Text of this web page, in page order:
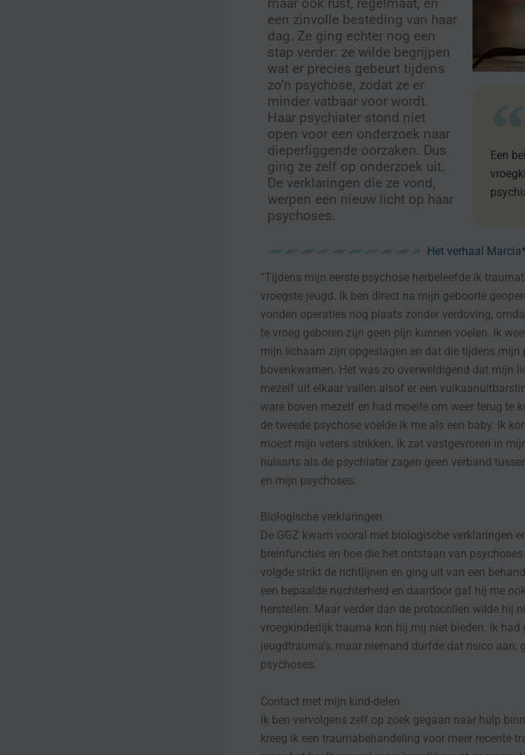
maar ook rust, regelmaat, en
een zinvolle besteding van haar
dag. Ze ging echter nog een
stap verder: ze wilde begrijpen
wat er precies gebeurt tijdens
zo’n psychose, zodat ze er
minder vatbaar voor wordt.
Haar psychiater stond niet
open voor een onderzoek naar
dieperliggende oorzaken. Dus
ging ze zelf op onderzoek uit.
De verklaringen die ze vond,
werpen een nieuw licht op haar
psychoses.
Een
Het verhaal
“Tijdens mijn eerste psychose herbeleefde ik
vroegste jeugd. Ik ben direct na mijn geboorte
vonden operaties nog plaats zonder verdoving,
te vroeg geboren zijn geen pijn kunnen voelen. Ik
mijn lichaam zijn opgeslagen en dat die tijdens mijn
bovenkwamen. Het was zo overweldigend dat mijn
mezelf uit elkaar vallen alsof er een
ware boven mezelf en had moeite om weer terug te
de tweede psychose voelde ik me als een baby. Ik
moest mijn veters strikken. Ik zat vastgevroren in
huisarts als de psychiater zagen geen verband
en mijn psychoses.
Biologische verklaringen
De GGZ kwam vooral met biologische verklaringen
breinfuncties en hoe die het ontstaan van
volgde strikt de richtlijnen en ging uit van een
een bepaalde nuchterheid en daardoor gaf hij me
herstellen. Maar verder dan de protocollen wilde hij
vroegkinderlijk trauma kon hij mij niet bieden. Ik had
jeugdtrauma’s, maar niemand durfde dat risico aan,
psychoses.
Contact met mijn kind-delen
Ik ben vervolgens zelf op zoek gegaan naar hulp
kreeg ik een traumabehandeling voor meer recente